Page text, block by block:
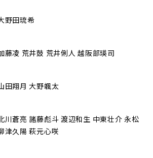
野田琉希
藤凌 荒井鼓 荒井俐人 越阪部瑛司
田翔月 大野颯太
川蒼亮 諸藤彪斗 渡辺和生 中東壮介 永松
津久陽 萩元心咲